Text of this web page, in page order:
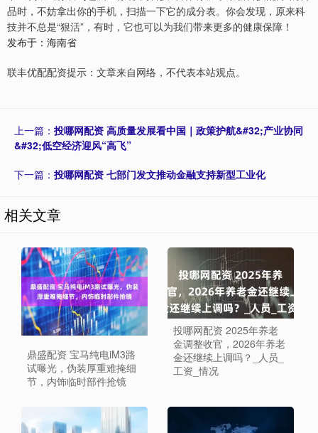
品时，不妨拿出你的手机，扫描一下它的成分表。你会发现，原来科
技并不总是“狠活”，有时，它也可以为我们带来更多的健康保障！
发布于：海南省
联丰优配配资提示：文章来自网络，不代表本站观点。
上一篇： 投哪网配资 高质量发展看中国｜政策护航&#32;产业协同
&#32;低空经济迎风“高飞”
下一篇： 投哪网配资 七部门发文推动金融支持新型工业化
相关文章
鼎盛配资 宝马纯电iM3路
试曝光，伪装厚重难掩细
节，内饰临时部件抢镜
投哪网配资 2025年养老
金调整收官，2026年养老
金还继续上调吗？_人员_
工资_情况